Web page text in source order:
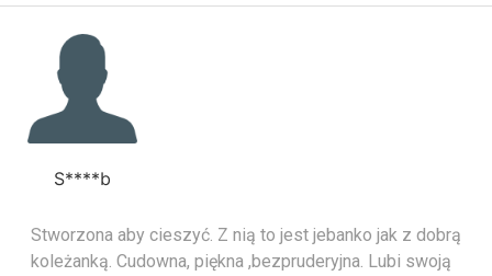
S****b
Stworzona aby cieszyć. Z nią to jest jebanko jak z dobrą
koleżanką. Cudowna, piękna ,bezpruderyjna. Lubi swoją